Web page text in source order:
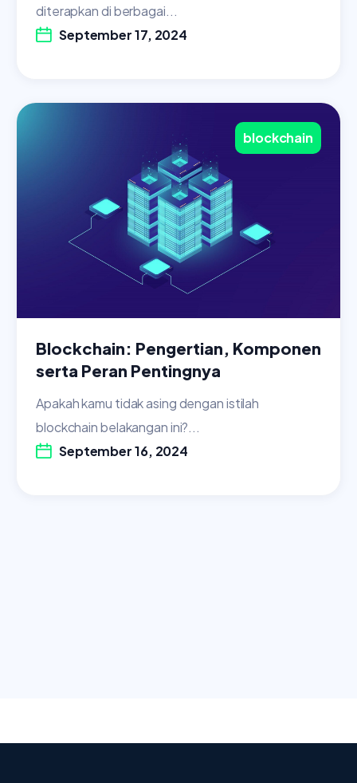
diterapkan di berbagai...
September 17, 2024
blockchain
Blockchain: Pengertian, Komponen
serta Peran Pentingnya
Apakah kamu tidak asing dengan istilah
blockchain belakangan ini?...
September 16, 2024